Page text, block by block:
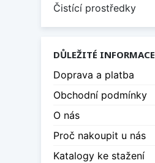
Čistící prostředky
DŮLEŽITÉ INFORMACE
Doprava a platba
Obchodní podmínky
O nás
Proč nakoupit u nás
Katalogy ke stažení